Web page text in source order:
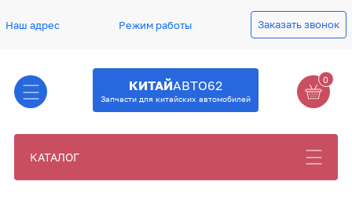
Наш адрес Режим работы Заказать звонок
КИТАЙАВТО62
Запчасти для китайских автомобилей
0
КАТАЛОГ